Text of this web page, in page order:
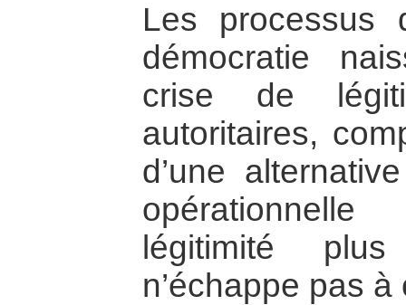
Les processus
démocratie
crise de
autoritaires,
d’une
légitimité
n’échappe pas